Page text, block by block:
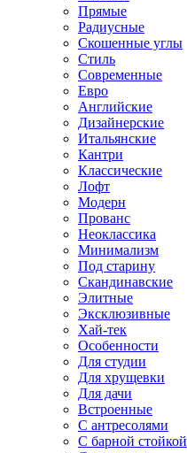
Прямые
Радиусные
Скошенные углы
Стиль
Современные
Евро
Английские
Дизайнерские
Итальянские
Кантри
Классические
Лофт
Модерн
Прованс
Неоклассика
Минимализм
Под старину
Скандинавские
Элитные
Эксклюзивные
Хай-тек
Особенности
Для студии
Для хрущевки
Для дачи
Встроенные
С антресолями
С барной стойкой